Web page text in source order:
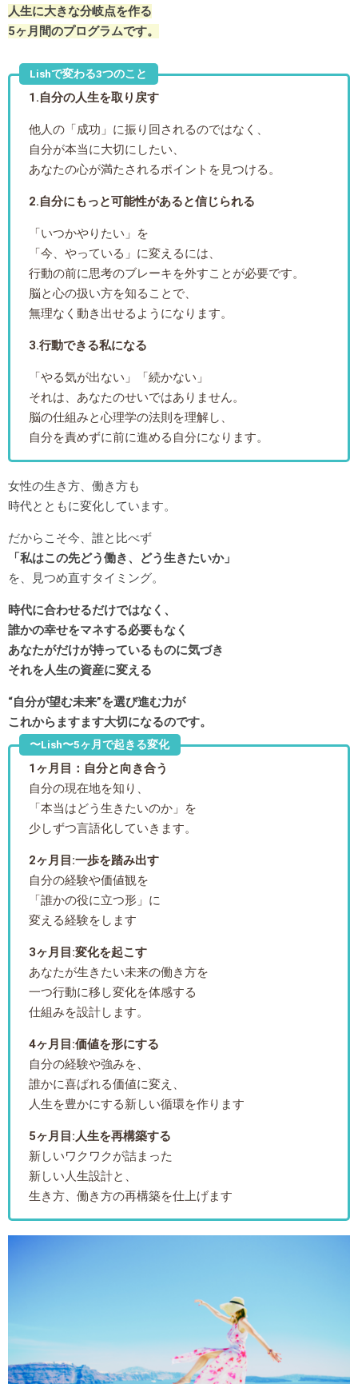
人生に大きな分岐点を作る
5ヶ月間のプログラムです。
Lishで変わる3つのこと
1.自分の人生を取り戻す
他人の「成功」に振り回されるのではなく、
自分が本当に大切にしたい、
あなたの心が満たされるポイントを見つける。
2.自分にもっと可能性があると信じられる
「いつかやりたい」を
「今、やっている」に変えるには、
行動の前に思考のブレーキを外すことが必要です。
脳と心の扱い方を知ることで、
無理なく動き出せるようになります。
3.行動できる私になる
「やる気が出ない」「続かない」
それは、あなたのせいではありません。
脳の仕組みと心理学の法則を理解し、
自分を責めずに前に進める自分になります。
女性の生き方、働き方も
時代とともに変化しています。
だからこそ今、誰と比べず
「私はこの先どう働き、どう生きたいか」
を、見つめ直すタイミング。
時代に合わせるだけではなく、
誰かの幸せをマネする必要もなく
あなたがだけが持っているものに気づき
それを人生の資産に変える
“自分が望む未来”を選び進む力が
これからますます大切になるのです。
〜Lish〜5ヶ月で起きる変化
1ヶ月目：自分と向き合う
自分の現在地を知り、
「本当はどう生きたいのか」を
少しずつ言語化していきます。
2ヶ月目:一歩を踏み出す
自分の経験や価値観を
「誰かの役に立つ形」に
変える経験をします
3ヶ月目:変化を起こす
あなたが生きたい未来の働き方を
一つ行動に移し変化を体感する
仕組みを設計します。
4ヶ月目:価値を形にする
自分の経験や強みを、
誰かに喜ばれる価値に変え、
人生を豊かにする新しい循環を作ります
5ヶ月目:人生を再構築する
新しいワクワクが詰まった
新しい人生設計と、
生き方、働き方の再構築を仕上げます